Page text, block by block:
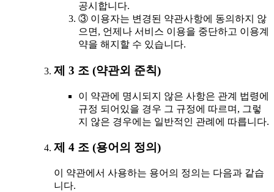
공시합니다.
③ 이용자는 변경된 약관사항에 동의하지 않
으면, 언제나 서비스 이용을 중단하고 이용계
약을 해지할 수 있습니다.
제 3 조 (약관외 준칙)
이 약관에 명시되지 않은 사항은 관계 법령에
규정 되어있을 경우 그 규정에 따르며, 그렇
지 않은 경우에는 일반적인 관례에 따릅니다.
제 4 조 (용어의 정의)
이 약관에서 사용하는 용어의 정의는 다음과 같습
니다.